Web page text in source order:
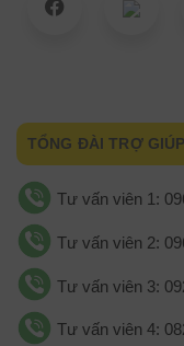
TỔNG ĐÀI TRỢ GIÚP
Tư vấn viên 1:
Tư vấn viên 2:
Tư vấn viên 3:
Tư vấn viên 4: